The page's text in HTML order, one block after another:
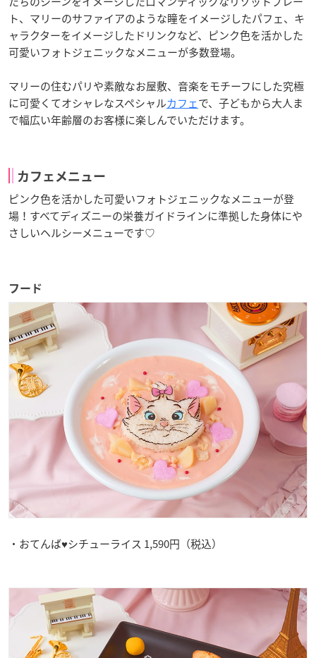
ト、マリーのサファイアのような瞳をイメージしたパフェ、キ
ャラクターをイメージしたドリンクなど、ピンク色を活かした
可愛いフォトジェニックなメニューが多数登場。
マリーの住むパリや素敵なお屋敷、音楽をモチーフにした究極
に可愛くてオシャレなスペシャルカフェで、子どもから大人ま
で幅広い年齢層のお客様に楽しんでいただけます。
カフェメニュー
ピンク色を活かした可愛いフォトジェニックなメニューが登
場！すべてディズニーの栄養ガイドラインに準拠した身体にや
さしいヘルシーメニューです♡
フード
・おてんば♥シチューライス 1,590円（税込）